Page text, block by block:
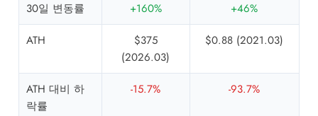
30일 변동률 +160% +46%
ATH
$375
(2026.03)
$0.88 (2021.03)
ATH 대비 하
락률
-15.7% -93.7%